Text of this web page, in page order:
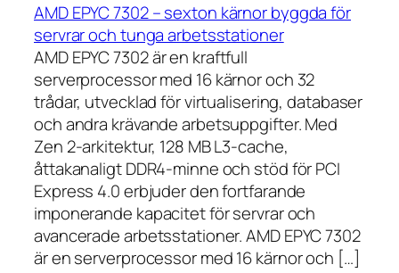
AMD EPYC 7302 – sexton kärnor byggda för
servrar och tunga arbetsstationer
AMD EPYC 7302 är en kraftfull
serverprocessor med 16 kärnor och 32
trådar, utvecklad för virtualisering, databaser
och andra krävande arbetsuppgifter. Med
Zen 2-arkitektur, 128 MB L3-cache,
åttakanaligt DDR4-minne och stöd för PCI
Express 4.0 erbjuder den fortfarande
imponerande kapacitet för servrar och
avancerade arbetsstationer. AMD EPYC 7302
är en serverprocessor med 16 kärnor och […]